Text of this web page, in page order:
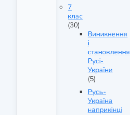
7
клас
(30)
Виникнення
і
становлення
Русі-
України
(5)
Русь-
Україна
наприкінці